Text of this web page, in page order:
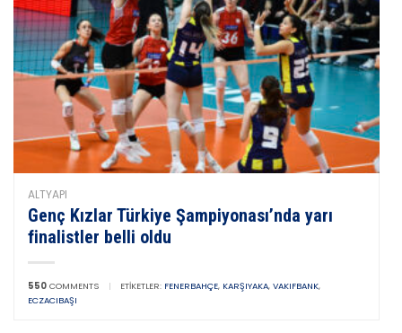
ALTYAPI
Genç Kızlar Türkiye Şampiyonası’nda yarı
finalistler belli oldu
550 COMMENTS | ETIKETLER: FENERBAHÇE, KARŞIYAKA, VAKIFBANK,
ECZACIBAŞI